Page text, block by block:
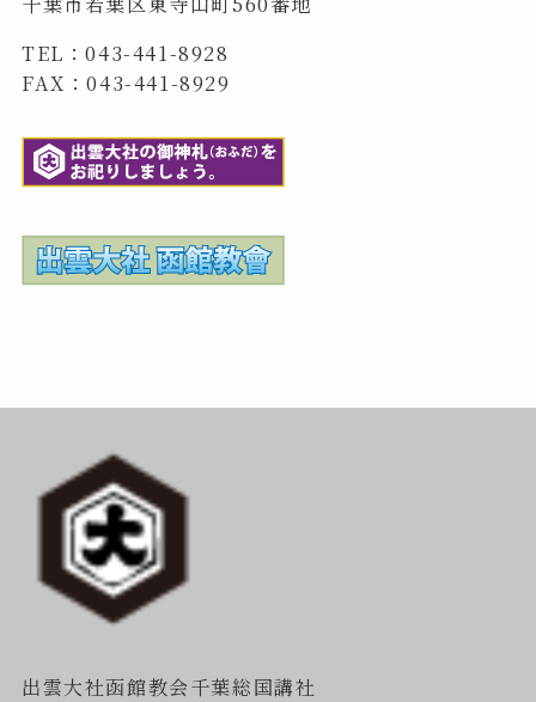
TEL：043-441-8928
FAX：043-441-8929
出雲大社函館教会千葉総国講社